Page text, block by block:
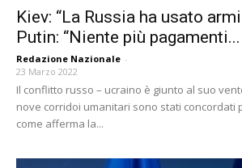
Kiev: “La Russia ha usato
Putin: “Niente più pagamenti...
Redazione Nazionale -
23 Marzo 2022
Il conflitto russo – ucraino è giunto al suo
nove corridoi umanitari sono stati concordati
come afferma la...